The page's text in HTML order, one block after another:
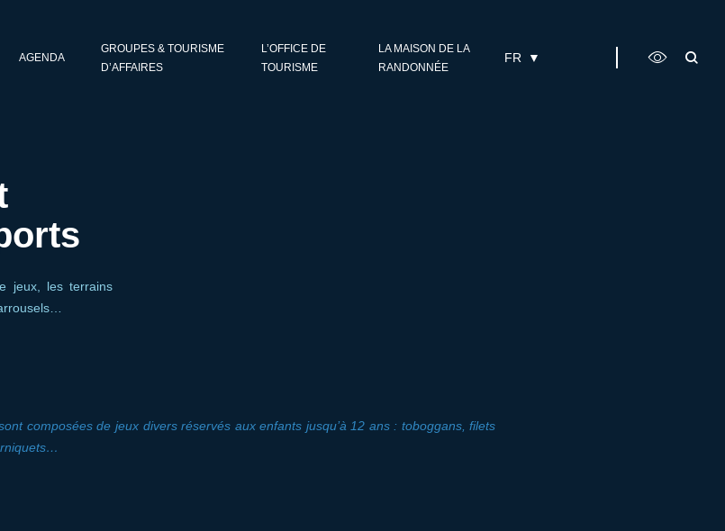
AGENDA
GROUPES & TOURISME
D’AFFAIRES
L’OFFICE DE
TOURISME
LA MAISON DE LA
RANDONNÉE
FR
jeux, les terrains
composées de jeux divers réservés aux enfants jusqu’à 12 ans : toboggans, filets